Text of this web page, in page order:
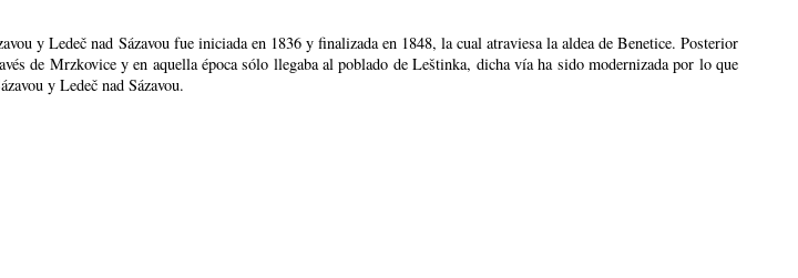
y Ledeč nad Sázavou fue iniciada en 1836 y finalizada en 1848, la cual atraviesa la aldea de Benetice. Posterior
de Mrzkovice y en aquella época sólo llegaba al poblado de Leštinka, dicha vía ha sido modernizada por lo que
y Ledeč nad Sázavou.